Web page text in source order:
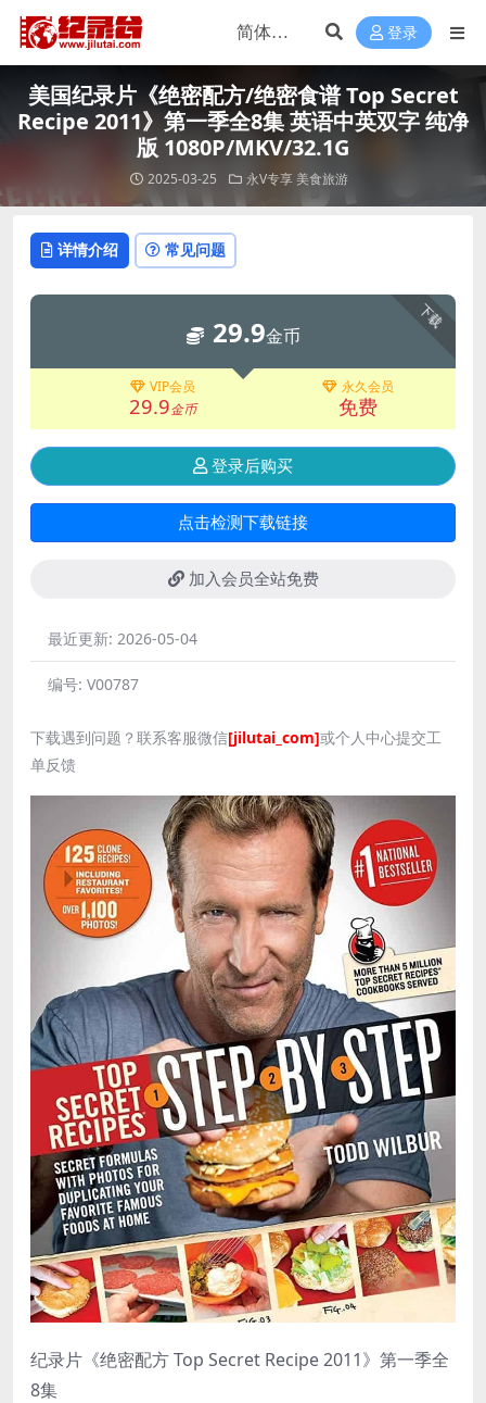
登录
美国纪录片《绝密配方/绝密食谱 Top Secret
Recipe 2011》第一季全8集 英语中英双字 纯净
版 1080P/MKV/32.1G
2025-03-25 永V专享 美食旅游
详情介绍 常见问题
下载
29.9金币
VIP会员
29.9金币
永久会员
免费
登录后购买
点击检测下载链接
加入会员全站免费
最近更新: 2026-05-04
编号: V00787
下载遇到问题？联系客服微信[jilutai_com]或个人中心提交工
单反馈
纪录片《绝密配方 Top Secret Recipe 2011》第一季全
8集